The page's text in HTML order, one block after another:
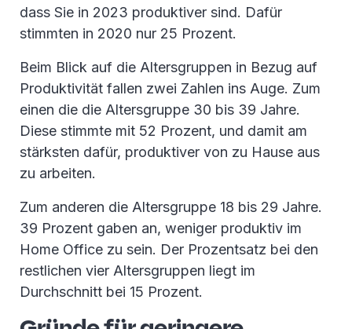
dass Sie in 2023 produktiver sind. Dafür
stimmten in 2020 nur 25 Prozent.
Beim Blick auf die Altersgruppen in Bezug auf
Produktivität fallen zwei Zahlen ins Auge. Zum
einen die die Altersgruppe 30 bis 39 Jahre.
Diese stimmte mit 52 Prozent, und damit am
stärksten dafür, produktiver von zu Hause aus
zu arbeiten.
Zum anderen die Altersgruppe 18 bis 29 Jahre.
39 Prozent gaben an, weniger produktiv im
Home Office zu sein. Der Prozentsatz bei den
restlichen vier Altersgruppen liegt im
Durchschnitt bei 15 Prozent.